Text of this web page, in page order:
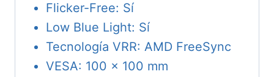
Flicker-Free: Sí
Low Blue Light: Sí
Tecnología VRR: AMD FreeSync
VESA: 100 x 100 mm